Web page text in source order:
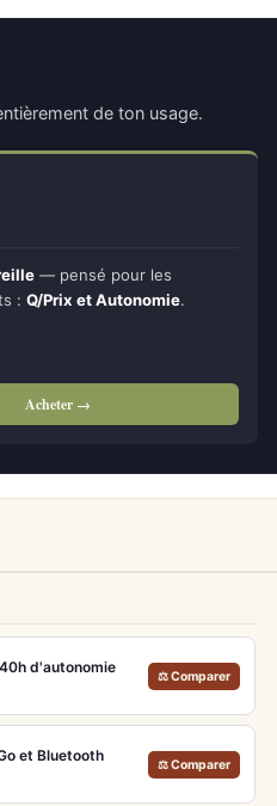
de ton usage.
— pensé pour les
: Q/Prix et Autonomie.
Acheter →
d'autonomie
⚖ Comparer
et Bluetooth
⚖ Comparer